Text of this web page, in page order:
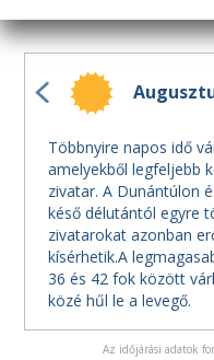
Többnyire napos idő
amelyekből legfeljebb
zivatar. A Dunántúlon
késő délutántól egyre
zivatarokat azonban
kísérhetik.A
36 és 42 fok között
közé hűl le a levegő.
Az időjárási adatok